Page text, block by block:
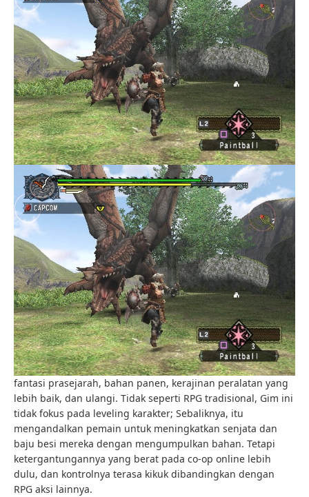
fantasi prasejarah, bahan panen, kerajinan peralatan yang
lebih baik, dan ulangi. Tidak seperti RPG tradisional, Gim ini
tidak fokus pada leveling karakter; Sebaliknya, itu
mengandalkan pemain untuk meningkatkan senjata dan
baju besi mereka dengan mengumpulkan bahan. Tetapi
ketergantungannya yang berat pada co-op online lebih
dulu, dan kontrolnya terasa kikuk dibandingkan dengan
RPG aksi lainnya.